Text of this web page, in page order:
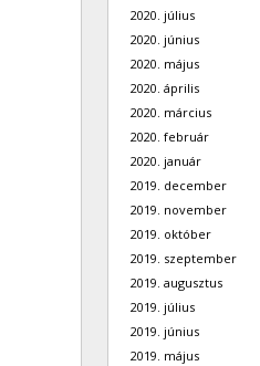
2020. július
2020. június
2020. május
2020. április
2020. március
2020. február
2020. január
2019. december
2019. november
2019. október
2019. szeptember
2019. augusztus
2019. július
2019. június
2019. május